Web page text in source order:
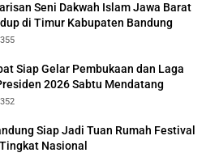
Seni Dakwah Islam Jawa Barat
di Timur Kabupaten Bandung
355
Siap Gelar Pembukaan dan Laga
2026 Sabtu Mendatang
352
Siap Jadi Tuan Rumah Festival
Nasional